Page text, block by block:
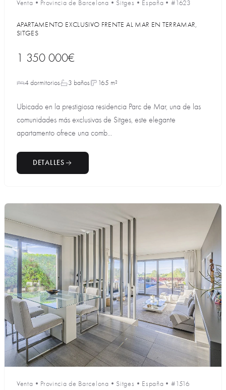
Venta • Provincia de Barcelona • Sitges • España •#1623
APARTAMENTO EXCLUSIVO FRENTE AL MAR EN TERRAMAR,
SITGES
1 350 000€
4 dormitorios 3 baños 165 m²
Ubicado en la prestigiosa residencia Parc de Mar, una de las
comunidades más exclusivas de Sitges, este elegante
apartamento ofrece una comb...
DETALLES
Venta • Provincia de Barcelona • Sitges • España •#1516